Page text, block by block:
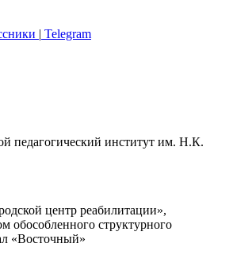
| Telegram
педагогический институт им. Н.К.
центр реабилитации»,
обособленного структурного
«Восточный»